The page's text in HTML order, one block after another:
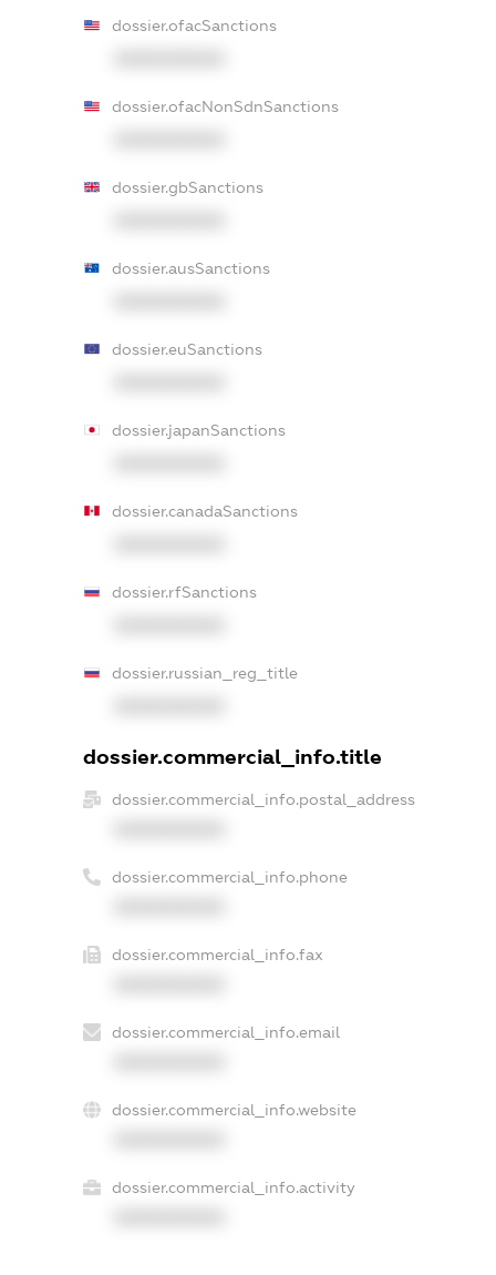
dossier.ofacSanctions
dossier.ofacNonSdnSanctions
dossier.gbSanctions
dossier.ausSanctions
dossier.euSanctions
dossier.japanSanctions
dossier.canadaSanctions
dossier.rfSanctions
dossier.russian_reg_title
dossier.commercial_info.title
dossier.commercial_info.postal_address
dossier.commercial_info.phone
dossier.commercial_info.fax
dossier.commercial_info.email
dossier.commercial_info.website
dossier.commercial_info.activity